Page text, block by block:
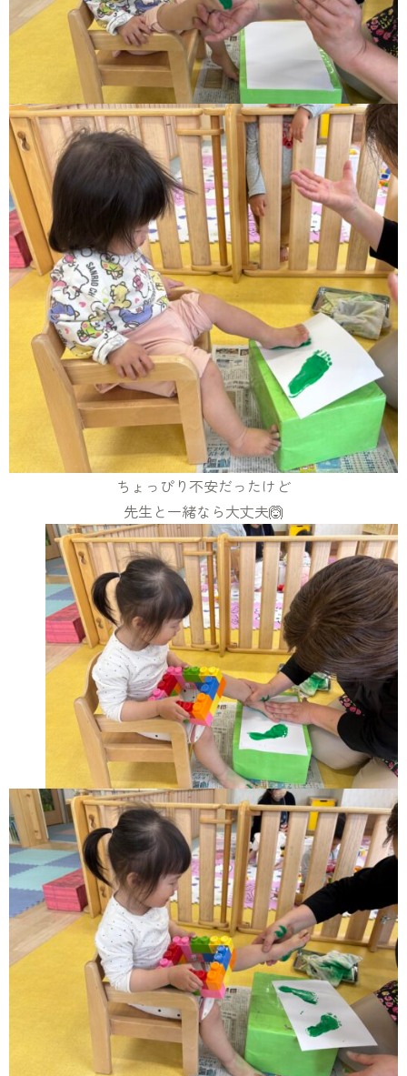
ちょっぴり不安だったけど
先生と一緒なら大丈夫🙆